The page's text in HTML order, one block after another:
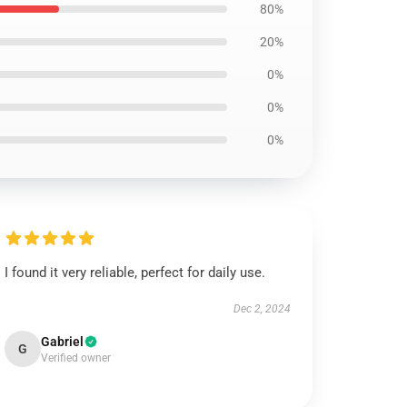
80%
20%
0%
0%
0%
I found it very reliable, perfect for daily use.
Dec 2, 2024
G Gabriel
Verified owner